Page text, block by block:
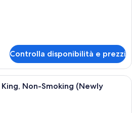
Controlla disponibilità e prezzi
Una camera d'albergo con un letto
King, Non-Smoking (Newly